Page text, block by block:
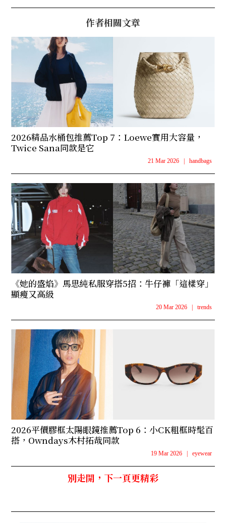
作者相關文章
2026精品水桶包推薦Top 7：Loewe實用大容量，
Twice Sana同款是它
21 Mar 2026 handbags
《她的盛焰》馬思純私服穿搭5招：牛仔褲「這樣穿」
顯瘦又高級
20 Mar 2026 trends
2026平價膠框太陽眼鏡推薦Top 6：小CK粗框時髦百
搭，Owndays木村拓哉同款
19 Mar 2026 eyewear
別走開，下一頁更精彩